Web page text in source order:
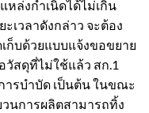
หล่งกำเนิดได้ไม่เกิน
เวลาดังกล่าว จะต้อง
ก็บด้วยแบบแจ้งขอขยาย
วัสดุที่ไม่ใช้แล้ว สก.1
รบำบัด เป็นต้น ในขณะ
นการผลิตสามารถทิ้ง